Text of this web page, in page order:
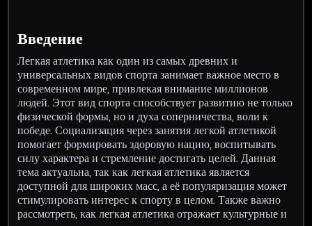
Введение
Легкая атлетика как один из самых древних и
универсальных видов спорта занимает важное место в
современном мире, привлекая внимание миллионов
людей. Этот вид спорта способствует развитию не только
физической формы, но и духа соперничества, воли к
победе. Социализация через занятия легкой атлетикой
помогает формировать здоровую нацию, воспитывать
силу характера и стремление достигать целей. Данная
тема актуальна, так как легкая атлетика является
доступной для широких масс, а её популяризация может
стимулировать интерес к спорту в целом. Также важно
рассмотреть, как легкая атлетика отражает культурные и